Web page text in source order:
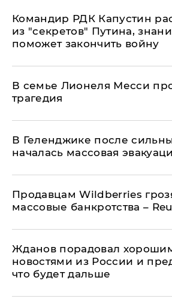
Командир РДК Капустин
из "секретов" Путина,
поможет закончить войну
В семье Лионеля Месси
трагедия
В Геленджике после
началась массовая
Продавцам Wildberries
массовые банкротства –
Жданов порадовал
новостями из России и
что будет дальше